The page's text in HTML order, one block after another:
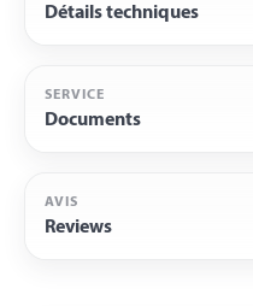
Détails techniques
SERVICE
Documents
AVIS
Reviews